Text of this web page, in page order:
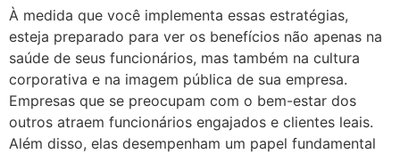
À medida que você implementa essas estratégias,
esteja preparado para ver os benefícios não apenas na
saúde de seus funcionários, mas também na cultura
corporativa e na imagem pública de sua empresa.
Empresas que se preocupam com o bem-estar dos
outros atraem funcionários engajados e clientes leais.
Além disso, elas desempenham um papel fundamental